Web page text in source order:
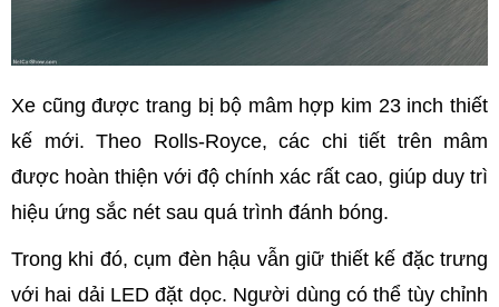
Xe cũng được trang bị bộ mâm hợp kim 23 inch thiết
kế mới. Theo Rolls-Royce, các chi tiết trên mâm
được hoàn thiện với độ chính xác rất cao, giúp duy trì
hiệu ứng sắc nét sau quá trình đánh bóng.
Trong khi đó, cụm đèn hậu vẫn giữ thiết kế đặc trưng
với hai dải LED đặt dọc. Người dùng có thể tùy chỉnh